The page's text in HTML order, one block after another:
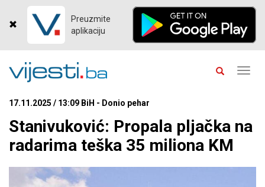
Preuzmite
aplikaciju
17.11.2025 / 13:09 BiH - Donio pehar
Stanivuković: Propala pljačka na
radarima teška 35 miliona KM